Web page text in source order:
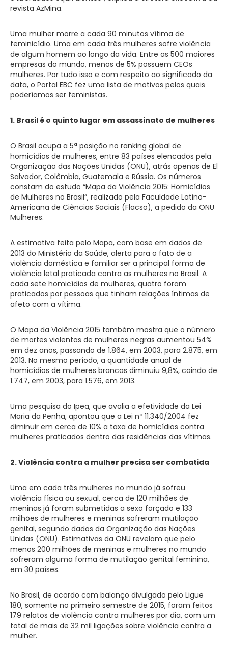
revista AzMina.
Uma mulher morre a cada 90 minutos vítima de
feminicídio. Uma em cada três mulheres sofre violência
de algum homem ao longo da vida. Entre as 500 maiores
empresas do mundo, menos de 5% possuem CEOs
mulheres. Por tudo isso e com respeito ao significado da
data, o Portal EBC fez uma lista de motivos pelos quais
poderíamos ser feministas.
1. Brasil é o quinto lugar em assassinato de mulheres
O Brasil ocupa a 5ª posição no ranking global de
homicídios de mulheres, entre 83 países elencados pela
Organização das Nações Unidas (ONU), atrás apenas de El
Salvador, Colômbia, Guatemala e Rússia. Os números
constam do estudo “Mapa da Violência 2015: Homicídios
de Mulheres no Brasil”, realizado pela Faculdade Latino-
Americana de Ciências Sociais (Flacso), a pedido da ONU
Mulheres.
A estimativa feita pelo Mapa, com base em dados de
2013 do Ministério da Saúde, alerta para o fato de a
violência doméstica e familiar ser a principal forma de
violência letal praticada contra as mulheres no Brasil. A
cada sete homicídios de mulheres, quatro foram
praticados por pessoas que tinham relações íntimas de
afeto com a vítima.
O Mapa da Violência 2015 também mostra que o número
de mortes violentas de mulheres negras aumentou 54%
em dez anos, passando de 1.864, em 2003, para 2.875, em
2013. No mesmo período, a quantidade anual de
homicídios de mulheres brancas diminuiu 9,8%, caindo de
1.747, em 2003, para 1.576, em 2013.
Uma pesquisa do Ipea, que avalia a efetividade da Lei
Maria da Penha, apontou que a Lei nº 11.340/2004 fez
diminuir em cerca de 10% a taxa de homicídios contra
mulheres praticados dentro das residências das vítimas.
2. Violência contra a mulher precisa ser combatida
Uma em cada três mulheres no mundo já sofreu
violência física ou sexual, cerca de 120 milhões de
meninas já foram submetidas a sexo forçado e 133
milhões de mulheres e meninas sofreram mutilação
genital, segundo dados da Organização das Nações
Unidas (ONU). Estimativas da ONU revelam que pelo
menos 200 milhões de meninas e mulheres no mundo
sofreram alguma forma de mutilação genital feminina,
em 30 países.
No Brasil, de acordo com balanço divulgado pelo Ligue
180, somente no primeiro semestre de 2015, foram feitos
179 relatos de violência contra mulheres por dia, com um
total de mais de 32 mil ligações sobre violência contra a
mulher.